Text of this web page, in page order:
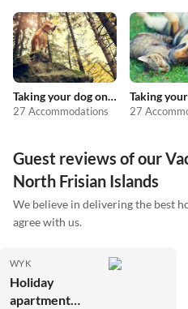
Taking your dog on holiday
27 Accommodations 27
Guest reviews of our
North Frisian Islands
We believe in delivering the best
agree with us.
WYK
Holiday
apartment